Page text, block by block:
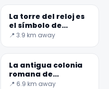
La torre del reloj es
el símbolo de
Avellino...
📍 3.9 km away
La antigua colonia
romana de
Abellinum
📍 6.9 km away